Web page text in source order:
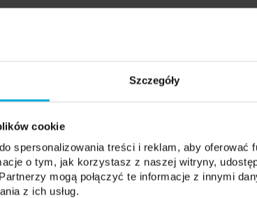
Szczegóły
cookie
spersonalizowania treści i reklam, aby oferować
o tym, jak korzystasz z naszej witryny,
mogą połączyć te informacje z innymi
z ich usług.
65%
89%